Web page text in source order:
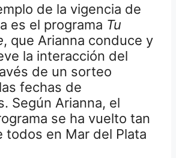
de la vigencia de
es el programa Tu
, que Arianna conduce y
la interacción del
de un sorteo
fechas de
Según Arianna, el
se ha vuelto tan
todos en Mar del Plata